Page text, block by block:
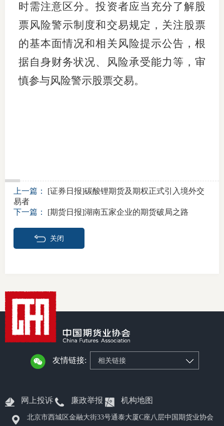
时需注意区分。投资者应当充分了解股
票风险警示制度和交易规定，关注股票
的基本面情况和相关风险提示公告，根
据自身财务状况、风险承受能力等，审
慎参与风险警示股票交易。
上一篇：
[证券日报]碳酸锂期货及期权正式引入境外交
易者
下一篇：
[期货日报]湖南五家企业的期货破局之路
关闭
友情链接: 相关链接
网上投诉 廉政举报 机构地图
北京市西城区金融大街33号通泰大厦C座八层中国期货业协会